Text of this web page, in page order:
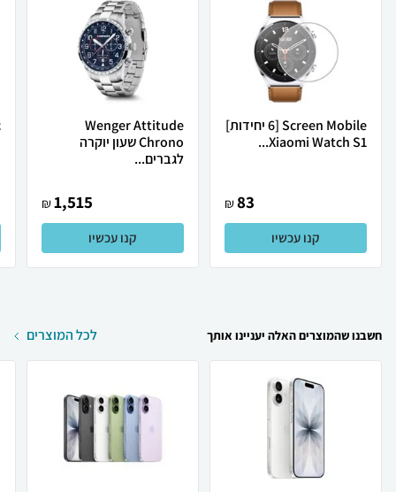
Screen Mobile [6 יחידות]
Xiaomi Watch S1...
83
₪
קנו עכשיו
Wenger Attitude
Chrono שעון יוקרה
לגברים...
1,515
₪
קנו עכשיו
חשבנו שהמוצרים האלה יעניינו אותך לכל המוצרים